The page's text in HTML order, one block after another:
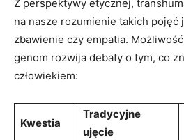
Z perspektywy etycznej,
na nasze rozumienie takich pojęć
zbawienie czy empatia.
genom rozwija debaty o tym, co
człowiekiem:
Kwestia
Tradycyjne
ujęcie